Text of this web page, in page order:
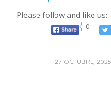
Please follow and like us:
0
27 OCTUBRE, 2025
/